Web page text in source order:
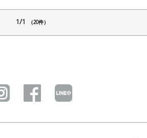
1/1 （20件）